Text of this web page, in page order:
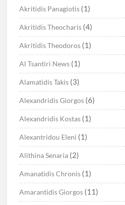
Akritidis Panagiotis (1)
Akritidis Theocharis (4)
Akritidis Theodoros (1)
Al Tsantiri News (1)
Alamatidis Takis (3)
Alexandridis Giorgos (6)
Alexandridis Kostas (1)
Alexantridou Eleni (1)
Alithina Senaria (2)
Amanatidis Chronis (1)
Amarantidis Giorgos (11)